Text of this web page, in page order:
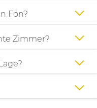
Fön?
Zimmer?